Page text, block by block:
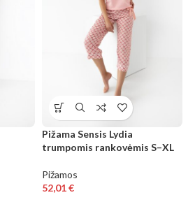
Pižama Sensis Lydia
trumpomis rankovėmis S–XL
Pižamos
52,01€